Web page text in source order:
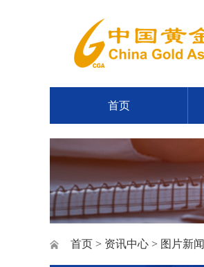
首页
首页 > 资讯中心 > 图片新闻